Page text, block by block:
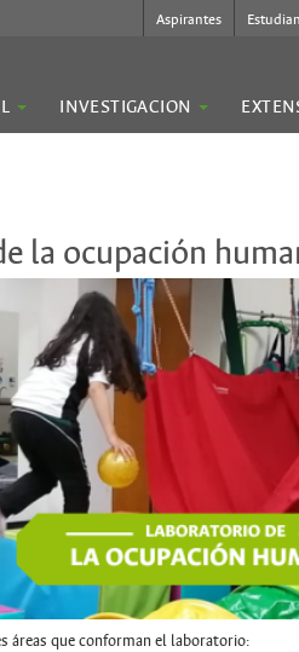
Aspirantes
INVESTIGACION
la ocupación
áreas que conforman el laboratorio: